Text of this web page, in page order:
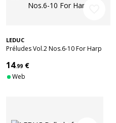
LEDUC
Préludes Vol.2 Nos.6-10 For Harp
14.99 €
Web